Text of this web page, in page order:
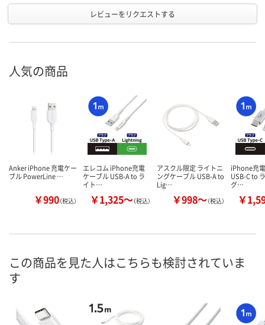
レビューをリクエストする
人気の商品
Anker iPhone 充電ケー
ブル PowerLine …
￥990（税込）
エレコム iPhone充電
ケーブル USB-A to ラ
イト…
￥1,325～（税込）
アスクル限定 ライトニ
ングケーブル USB-A to
Lig…
￥998～（税込）
iPhone充
USB-C to
グ…
￥
この商品を見た人はこちらも検討されていま
す